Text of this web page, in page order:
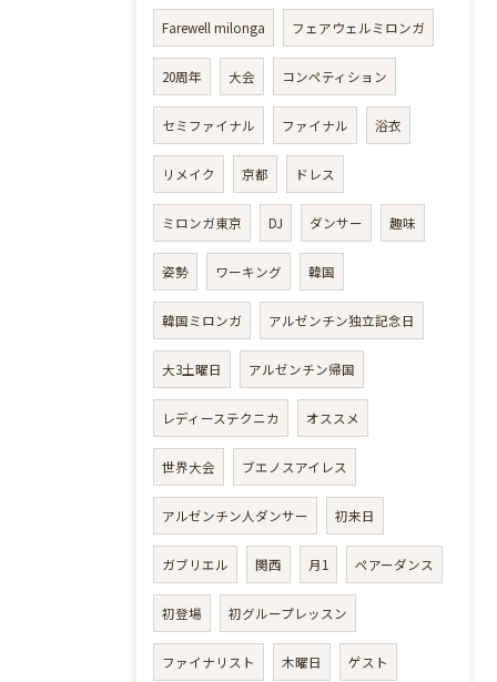
Farewell milonga フェアウェルミロンガ
20周年 大会 コンペティション
セミファイナル ファイナル 浴衣
リメイク 京都 ドレス
ミロンガ東京 DJ ダンサー 趣味
姿勢 ワーキング 韓国
韓国ミロンガ アルゼンチン独立記念日
大3土曜日 アルゼンチン帰国
レディーステクニカ オススメ
世界大会 ブエノスアイレス
アルゼンチン人ダンサー 初来日
ガブリエル 関西 月1 ペアーダンス
初登場 初グループレッスン
ファイナリスト 木曜日 ゲスト